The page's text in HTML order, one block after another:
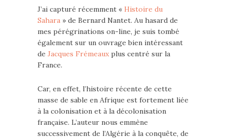
J’ai capturé récemment « Histoire du
Sahara » de Bernard Nantet. Au hasard de
mes pérégrinations on-line, je suis tombé
également sur un ouvrage bien intéressant
de Jacques Frémeaux plus centré sur la
France.
Car, en effet, l’histoire récente de cette
masse de sable en Afrique est fortement liée
à la colonisation et à la décolonisation
française. L’auteur nous emmène
successivement de l’Algérie à la conquête, de